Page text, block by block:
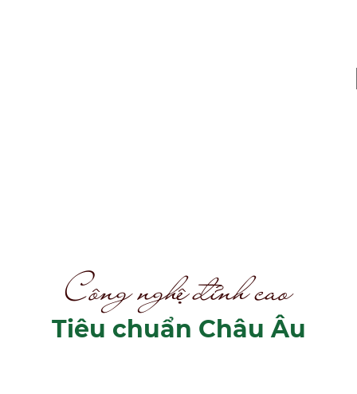
Công nghệ đỉnh cao
Tiêu chuẩn Châu Âu